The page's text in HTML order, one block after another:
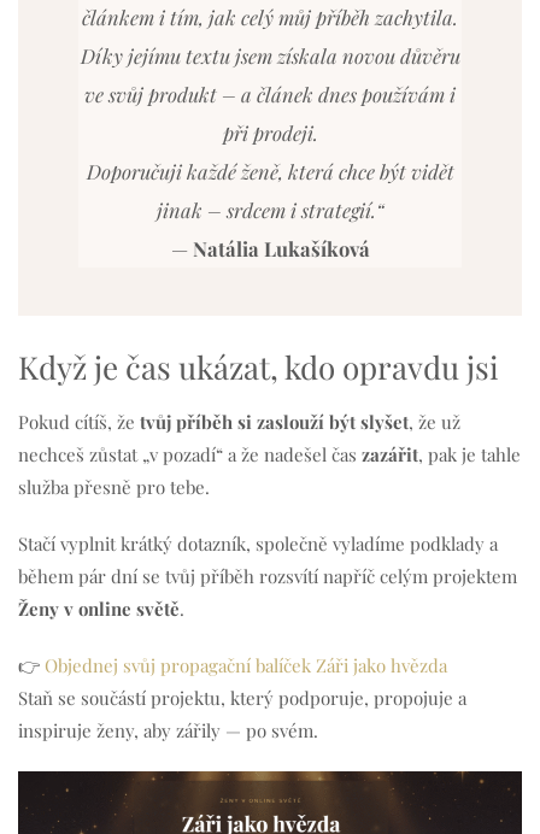
článkem i tím, jak celý můj příběh zachytila.
Díky jejímu textu jsem získala novou důvěru
ve svůj produkt – a článek dnes používám i
při prodeji.
Doporučuji každé ženě, která chce být vidět
jinak – srdcem i strategií.“
—Natália Lukašíková
Když je čas ukázat, kdo opravdu jsi
Pokud cítíš, že tvůj příběh si zaslouží být slyšet, že už
nechceš zůstat „v pozadí“ a že nadešel čas zazářit, pak je tahle
služba přesně pro tebe.
Stačí vyplnit krátký dotazník, společně vyladíme podklady a
během pár dní se tvůj příběh rozsvítí napříč celým projektem
Ženy v online světě.
👉 Objednej svůj propagační balíček Záři jako hvězda
Staň se součástí projektu, který podporuje, propojuje a
inspiruje ženy, aby zářily — po svém.